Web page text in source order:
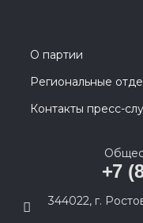
О партии
Региональные
Контакты пресс-
+7
344022, г.